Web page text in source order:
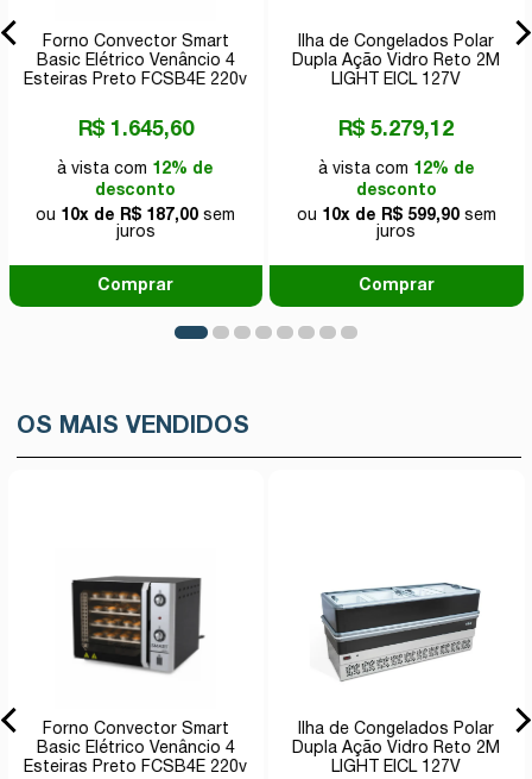
Forno Convector Smart
Basic Elétrico Venâncio 4
Esteiras Preto FCSB4E 220v
R$ 1.645,60
à vista com 12% de
desconto
ou 10x de R$ 187,00 sem
juros
Comprar
Ilha de Congelados Polar
Dupla Ação Vidro Reto 2M
LIGHT EICL 127V
R$ 5.279,12
à vista com 12% de
desconto
ou 10x de R$ 599,90sem
juros
Comprar
OS MAIS VENDIDOS
Forno Convector Smart
Basic Elétrico Venâncio 4
Esteiras Preto FCSB4E 220v
Ilha de Congelados Polar
Dupla Ação Vidro Reto 2M
LIGHT EICL 127V